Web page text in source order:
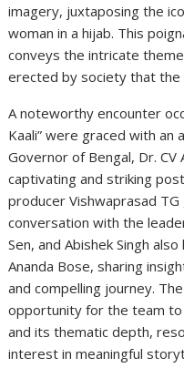
imagery, juxtaposing the
woman in a hijab. This
conveys the intricate
erected by society that
A noteworthy encounter
Kaali” were graced with an
Governor of Bengal, Dr. CV
captivating and striking
producer Vishwaprasad
conversation with the
Sen, and Abishek Singh
Ananda Bose, sharing
and compelling journey.
opportunity for the team
and its thematic depth,
interest in meaningful